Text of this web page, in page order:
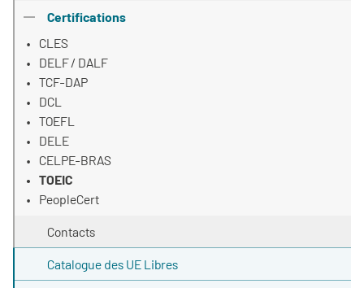
Certifications
CLES
DELF / DALF
TCF-DAP
DCL
TOEFL
DELE
CELPE-BRAS
TOEIC
PeopleCert
Contacts
Catalogue des UE Libres